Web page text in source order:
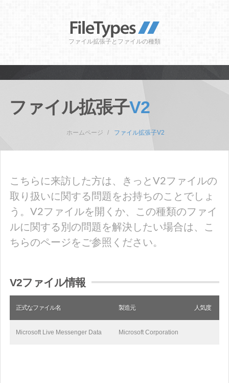
ファイル拡張子とファイルの種類
ファイル拡張子V2
ホームページ ファイル拡張子V2
こちらに来訪した方は、きっとV2ファイルの
取り扱いに関する問題をお持ちのことでしょ
う。V2ファイルを開くか、この種類のファイ
ルに関する別の問題を解決したい場合は、こ
ちらのページをご参照ください。
V2ファイル情報
正式なファイル名 製造元 人気度
Microsoft Live Messenger Data Microsoft Corporation